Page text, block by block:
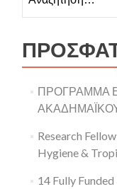
ΠΡΟΓΡΑΜΜΑ
Research
Hygiene &
14 Fully